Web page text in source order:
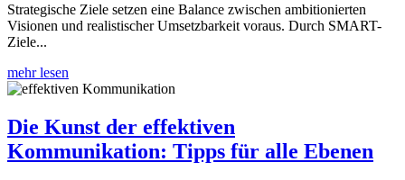
Strategische Ziele setzen eine Balance zwischen ambitionierten
Visionen und realistischer Umsetzbarkeit voraus. Durch SMART-
Ziele...
mehr lesen
Die Kunst der effektiven
Kommunikation: Tipps für alle Ebenen